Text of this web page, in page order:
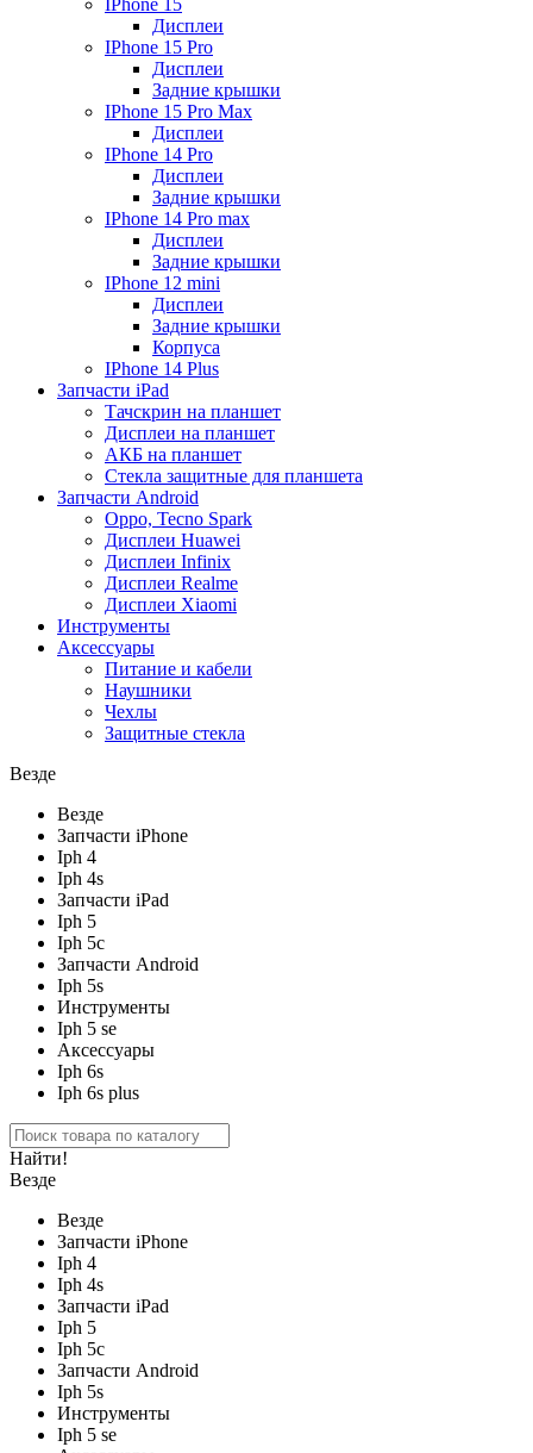
IPhone 15
Дисплеи
IPhone 15 Pro
Дисплеи
Задние крышки
IPhone 15 Pro Max
Дисплеи
IPhone 14 Pro
Дисплеи
Задние крышки
IPhone 14 Pro max
Дисплеи
Задние крышки
IPhone 12 mini
Дисплеи
Задние крышки
Корпуса
IPhone 14 Plus
Запчасти iPad
Тачскрин на планшет
Дисплеи на планшет
АКБ на планшет
Стекла защитные для планшета
Запчасти Android
Oppo, Tecno Spark
Дисплеи Huawei
Дисплеи Infinix
Дисплеи Realme
Дисплеи Xiaomi
Инструменты
Аксессуары
Питание и кабели
Наушники
Чехлы
Защитные стекла
Везде
Везде
Запчасти iPhone
Iph 4
Iph 4s
Запчасти iPad
Iph 5
Iph 5c
Запчасти Android
Iph 5s
Инструменты
Iph 5 se
Аксессуары
Iph 6s
Iph 6s plus
Найти!
Везде
Везде
Запчасти iPhone
Iph 4
Iph 4s
Запчасти iPad
Iph 5
Iph 5c
Запчасти Android
Iph 5s
Инструменты
Iph 5 se